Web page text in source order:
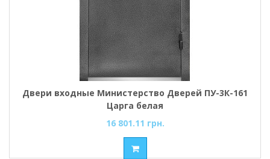
Двери входные Министерство Дверей ПУ-3К-161
Царга белая
16 801.11 грн.